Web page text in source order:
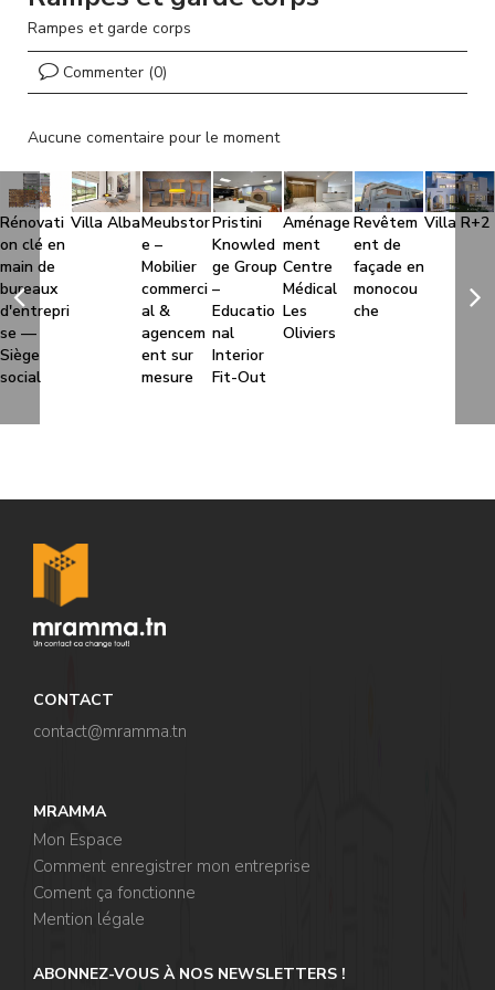
Rampes et garde corps
Commenter (0)
Aucune comentaire pour le moment
Rénovati
on clé en
main de
bureaux
d'entrepri
se —
Siège
social
Villa AlbaMeubstor
e –
Mobilier
commerci
al &
agencem
ent sur
mesure
Pristini
Knowled
ge Group
–
Educatio
nal
Interior
Fit-Out
Aménage
ment
Centre
Médical
Les
Oliviers
Revêtem
ent de
façade en
monocou
che
Villa R+2
CONTACT
contact@mramma.tn
MRAMMA
Mon Espace
Comment enregistrer mon entreprise
Coment ça fonctionne
Mention légale
ABONNEZ-VOUS À NOS NEWSLETTERS !